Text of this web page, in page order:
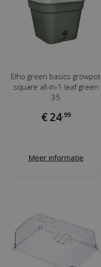
Elho green basics growpot
square all-in-1 leaf green
35
€ 24 99
Meer informatie